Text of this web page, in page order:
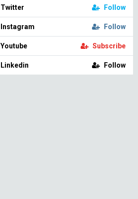
Twitter Follow
Instagram Follow
Youtube Subscribe
Linkedin Follow